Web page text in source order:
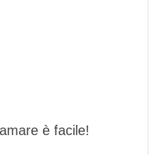
è facile!